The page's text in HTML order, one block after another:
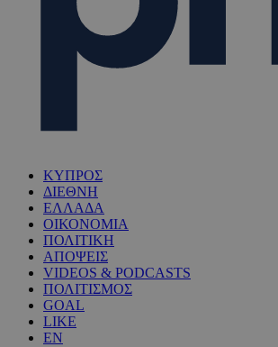
ΚΥΠΡΟΣ
ΔΙΕΘΝΗ
ΕΛΛΑΔΑ
ΟΙΚΟΝΟΜΙΑ
ΠΟΛΙΤΙΚΗ
ΑΠΟΨΕΙΣ
VIDEOS & PODCASTS
ΠΟΛΙΤΙΣΜΟΣ
GOAL
LIKE
EN